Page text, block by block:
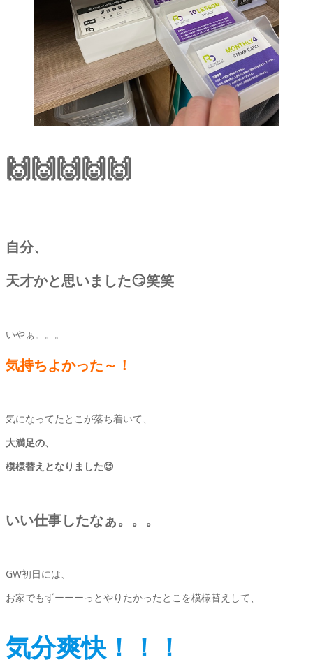
🙌🙌🙌🙌🙌
自分、
天才かと思いました😏笑笑
いやぁ。。。
気持ちよかった～！
気になってたとこが落ち着いて、
大満足の、
模様替えとなりました😊
いい仕事したなぁ。。。
GW初日には、
お家でもずーーーっとやりたかったとこを模様替えして、
気分爽快！！！